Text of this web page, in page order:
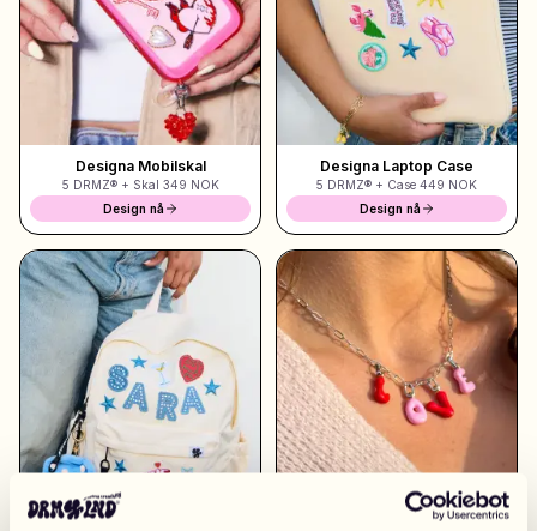
Shoppa Charms
Massor av berlocker. Hitta dina favoriter.
Alla produkter
Presenter
Limited Editions
Kundtjänst
Designa Mobilskal
5 DRMZ® + Skal 349 NOK
Design nå
Designa Laptop Case
5 DRMZ® + Case 449 NOK
Design nå